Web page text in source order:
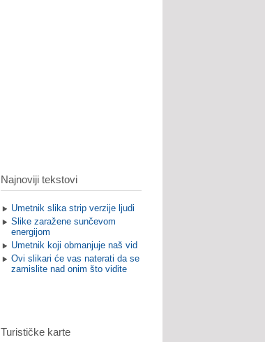
Najnoviji tekstovi
Umetnik slika strip verzije ljudi
Slike zaražene sunčevom
energijom
Umetnik koji obmanjuje naš vid
Ovi slikari će vas naterati da se
zamislite nad onim što vidite
Turističke karte